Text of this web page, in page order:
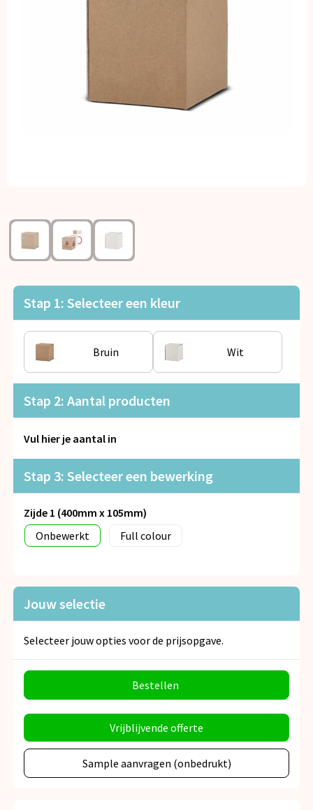
Kinderen, Peuters en Baby's
Klokken, horloges en weerstations
Reisbenodigdheden
Schrijfwaren
Sleutelhangers en Lanyards
Snoepgoed
Spellen voor binnen en buiten
Anti-stress
Stap 1: Selecteer een kleur
Bruin Wit
Stap 2: Aantal producten
Vul hier je aantal in
Stap 3: Selecteer een bewerking
Zijde 1 (400mm x 105mm)
Onbewerkt
Full colour
Jouw selectie
Selecteer jouw opties voor de prijsopgave.
Bestellen
Vrijblijvende offerte
Sample aanvragen (onbedrukt)